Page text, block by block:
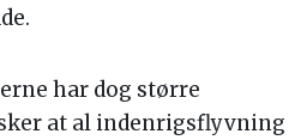
har dog større
at al indenrigsflyvning